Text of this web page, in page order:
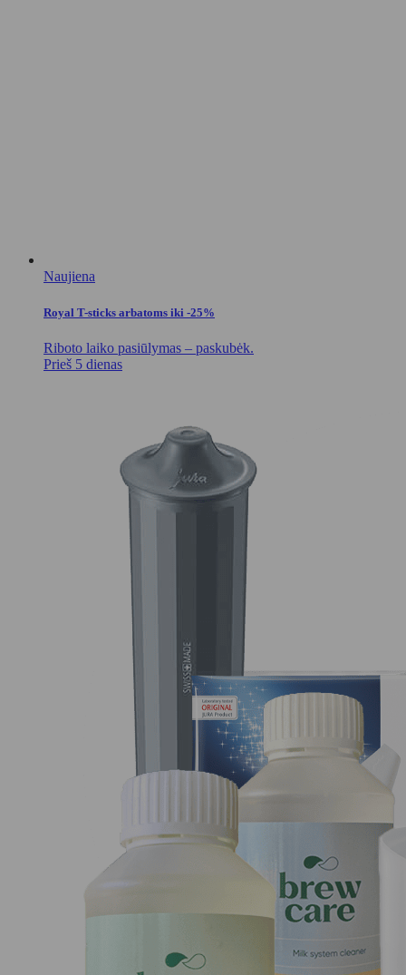
Naujiena
Royal T-sticks arbatoms iki -25%
Riboto laiko pasiūlymas – paskubėk.
Prieš 5 dienas